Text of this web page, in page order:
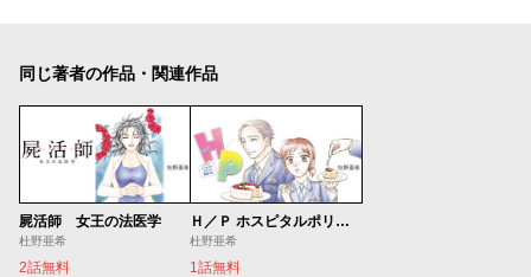
同じ著者の作品・関連作品
屍活師 女王の法医学
杜野亜希
2話無料
Ｈ／Ｐ ホスピタルポリスの勤務日誌
杜野亜希
1話無料